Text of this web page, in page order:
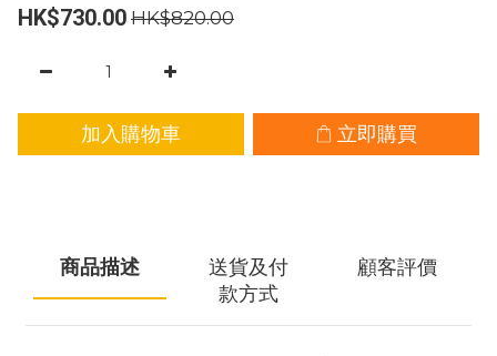
HK$730.00 HK$820.00
加入購物車 立即購買
商品描述
送貨及付
款方式
顧客評價